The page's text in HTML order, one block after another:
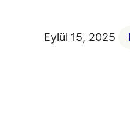
Eylül 15, 2025